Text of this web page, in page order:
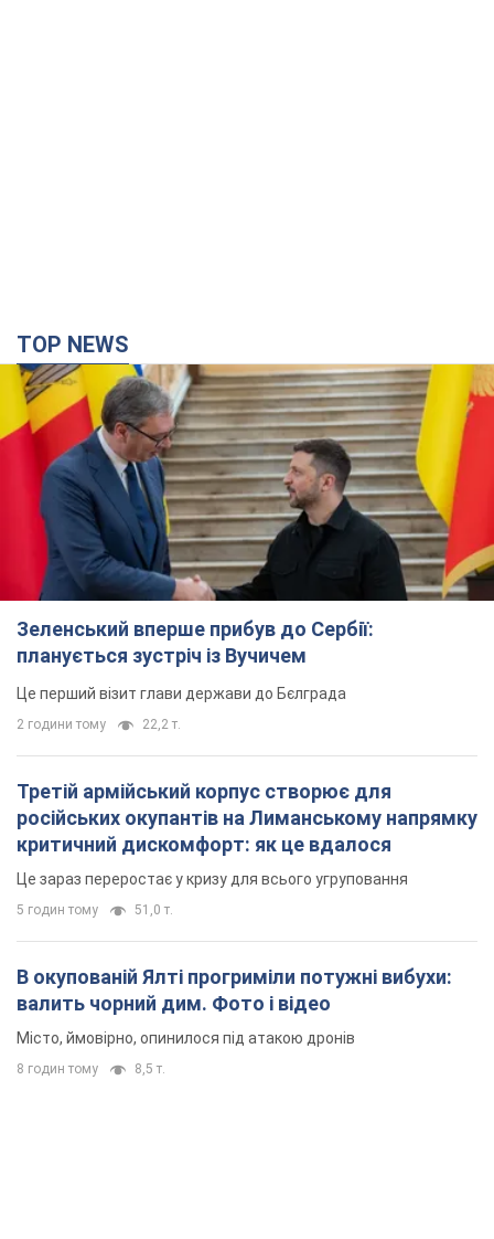
TOP NEWS
Зеленський вперше прибув до Сербії:
планується зустріч із Вучичем
Це перший візит глави держави до Бєлграда
2 години тому 22,2 т.
Третій армійський корпус створює для
російських окупантів на Лиманському напрямку
критичний дискомфорт: як це вдалося
Це зараз переростає у кризу для всього угруповання
5 годин тому 51,0 т.
В окупованій Ялті прогриміли потужні вибухи:
валить чорний дим. Фото і відео
Місто, ймовірно, опинилося під атакою дронів
8 годин тому 8,5 т.